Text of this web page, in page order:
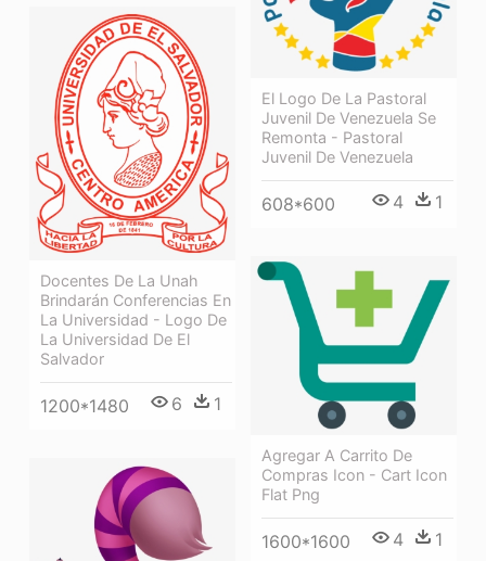
El Logo De La Pastoral
Juvenil De Venezuela Se
Remonta - Pastoral
Juvenil De Venezuela
608*600 4 1
Docentes De La Unah
Brindarán Conferencias En
La Universidad - Logo De
La Universidad De El
Salvador
1200*1480 6 1
Agregar A Carrito De
Compras Icon - Cart Icon
Flat Png
1600*1600 4 1